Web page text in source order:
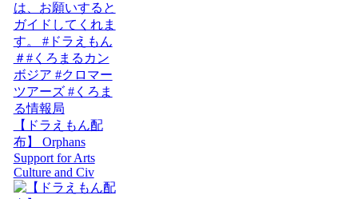
【ドラえもん配
布】 Orphans
Support for Arts
Culture and Civ